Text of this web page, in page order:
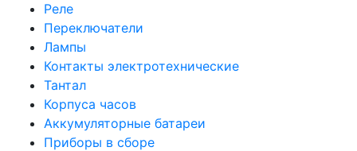
Реле
Переключатели
Лампы
Контакты электротехнические
Тантал
Корпуса часов
Аккумуляторные батареи
Приборы в сборе